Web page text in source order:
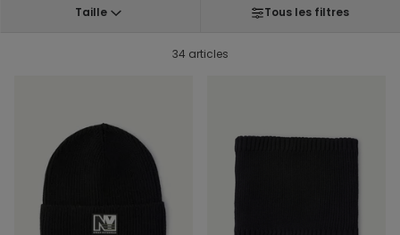
Taille Tous les filtres
34 articles